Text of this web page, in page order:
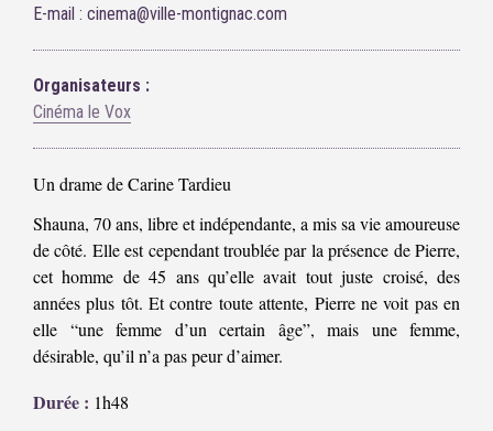
E-mail : cinema@ville-montignac.com
Organisateurs :
Cinéma le Vox
Un drame de Carine Tardieu
Shauna, 70 ans, libre et indépendante, a mis sa vie amoureuse
de côté. Elle est cependant troublée par la présence de Pierre,
cet homme de 45 ans qu’elle avait tout juste croisé, des
années plus tôt. Et contre toute attente, Pierre ne voit pas en
elle “une femme d’un certain âge”, mais une femme,
désirable, qu’il n’a pas peur d’aimer.
Durée : 1h48